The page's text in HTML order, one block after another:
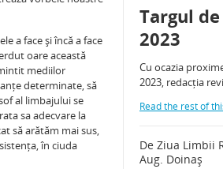
a face și încă a face
oare această
mediilor
determinate, să
al limbajului se
sa adecvare la
să arătăm mai sus,
în ciuda
Targul
2023
Cu ocazia
2023, redacția
Read the rest of
De Ziua Limbii
Aug. Doinaș